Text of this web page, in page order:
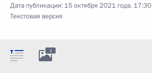
Дата публикации: 15 октября 2021 года, 17:30
Текстовая версия
2